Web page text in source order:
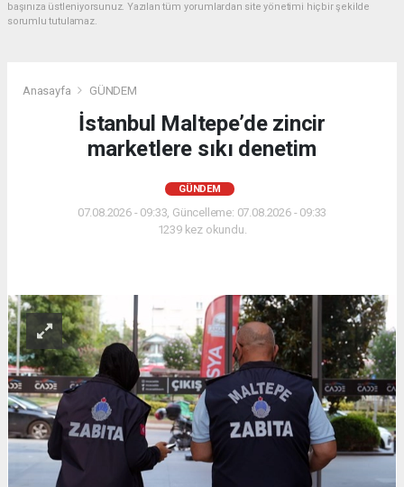
başınıza üstleniyorsunuz. Yazılan tüm yorumlardan site yönetimi hiçbir şekilde
sorumlu tutulamaz.
Anasayfa GÜNDEM
İstanbul Maltepe’de zincir
marketlere sıkı denetim
GÜNDEM
07.08.2026 - 09:33, Güncelleme: 07.08.2026 - 09:33
1239 kez okundu.